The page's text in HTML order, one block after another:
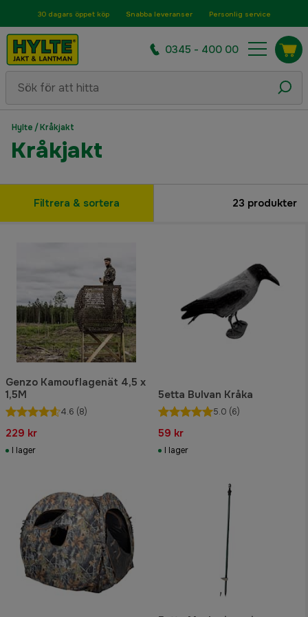
30 dagars öppet köp Snabba leveranser Personlig service
0345 - 400 00
Hylte /Kråkjakt
Kråkjakt
Filtrera & sortera 23 produkter
Genzo Kamouflagenät 4,5 x
1,5M
4.6 (8)
229 kr
I lager
5etta Bulvan Kråka
5.0 (6)
59 kr
I lager